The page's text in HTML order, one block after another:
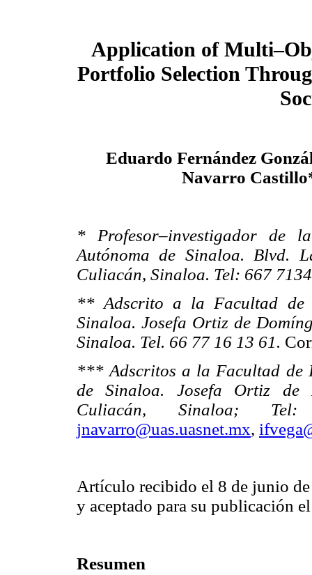
Application of
Portfolio Selection
Eduardo Fernández
Navarro
* Profesor–investigador de
Autónoma de Sinaloa. Blvd.
Culiacán, Sinaloa. Tel: 667
** Adscrito a la Facultad de
Sinaloa. Josefa Ortiz de
Sinaloa. Tel. 66 77 16 13 61.
*** Adscritos a la Facultad de
de Sinaloa. Josefa Ortiz de
Culiacán, Sinaloa;
jnavarro@uas.uasnet.mx,
Artículo recibido el 8 de junio
y aceptado para su publicación
Resumen